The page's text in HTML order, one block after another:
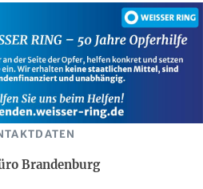
Brandenburg